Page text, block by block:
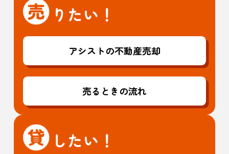
アシストの不動産売却
売るときの流れ